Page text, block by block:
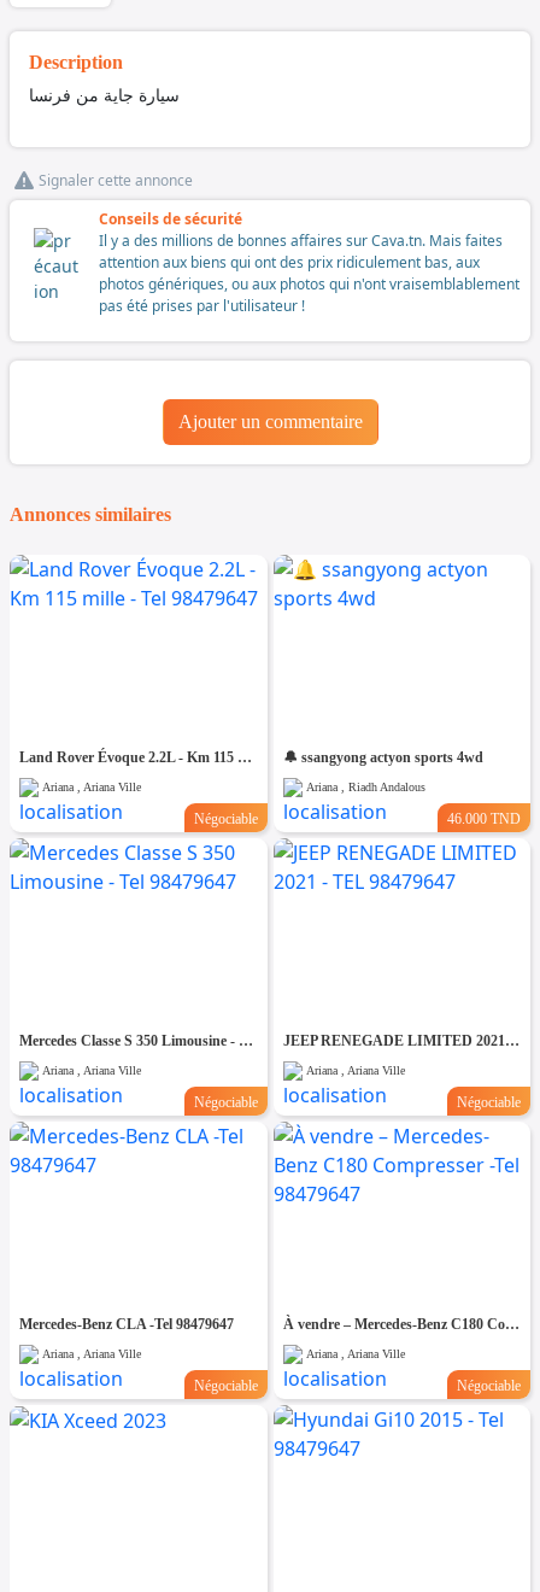
Description
سيارة جاية من فرنسا
Signaler cette annonce
Conseils de sécurité
Il y a des millions de bonnes affaires sur Cava.tn. Mais faites
attention aux biens qui ont des prix ridiculement bas, aux
photos génériques, ou aux photos qui n'ont vraisemblablement
pas été prises par l'utilisateur !
Ajouter un commentaire
Annonces similaires
Land Rover Évoque 2.2L - Km 115 mille - Tel 98479647
Ariana , Ariana Ville
Négociable
🔔 ssangyong actyon sports 4wd
Ariana , Riadh Andalous
46.000 TND
Mercedes Classe S 350 Limousine - Tel 98479647
Ariana , Ariana Ville
Négociable
JEEP RENEGADE LIMITED 2021 - TEL 98479647
Ariana , Ariana Ville
Négociable
Mercedes-Benz CLA -Tel 98479647
Ariana , Ariana Ville
Négociable
À vendre – Mercedes-Benz C180 Compresser -Tel 98479647
Ariana , Ariana Ville
Négociable